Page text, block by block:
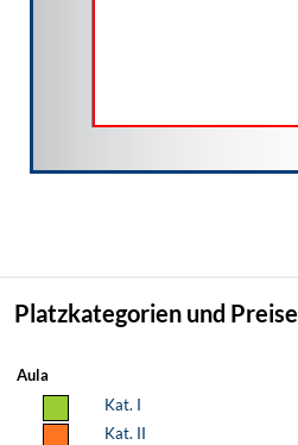
Platzkategorien und Preise
Aula
Kat. I
Kat. II